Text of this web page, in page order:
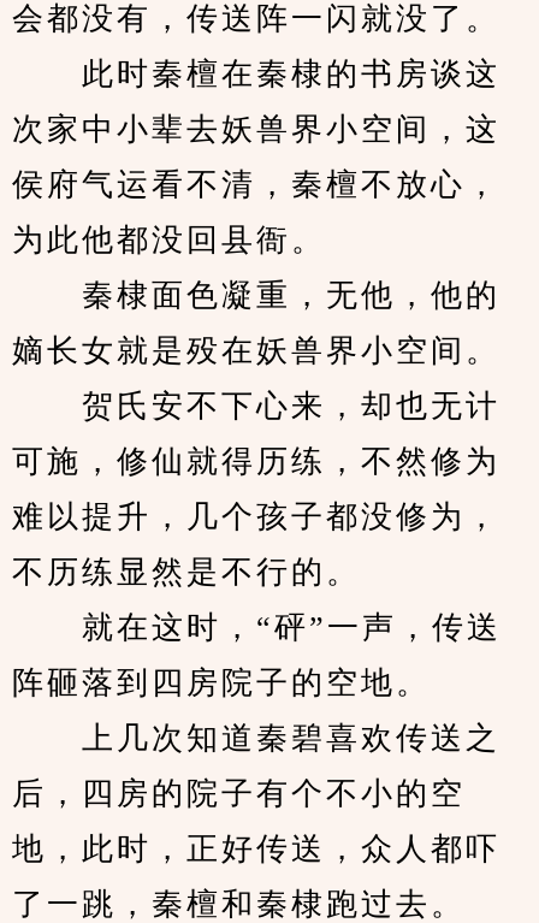
会都没有，传送阵一闪就没了。
此时秦檀在秦棣的书房谈这
次家中小辈去妖兽界小空间，这
侯府气运看不清，秦檀不放心，
为此他都没回县衙。
秦棣面色凝重，无他，他的
嫡长女就是殁在妖兽界小空间。
贺氏安不下心来，却也无计
可施，修仙就得历练，不然修为
难以提升，几个孩子都没修为，
不历练显然是不行的。
就在这时，“砰”一声，传送
阵砸落到四房院子的空地。
上几次知道秦碧喜欢传送之
后，四房的院子有个不小的空
地，此时，正好传送，众人都吓
了一跳，秦檀和秦棣跑过去。